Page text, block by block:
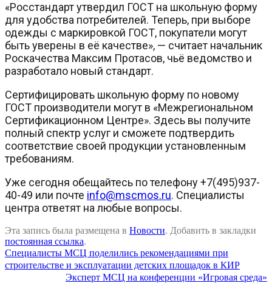
«Росстандарт утвердил ГОСТ на школьную форму
для удобства потребителей. Теперь, при выборе
одежды с маркировкой ГОСТ, покупатели могут
быть уверены в её качестве», — считает начальник
Роскачества Максим Протасов, чьё ведомство и
разработало новый стандарт.
Сертифицировать школьную форму по новому
ГОСТ производители могут в «Межрегиональном
Сертификационном Центре». Здесь вы получите
полный спектр услуг и сможете подтвердить
соответствие своей продукции установленным
требованиям.
Уже сегодня обещайтесь по телефону +7(495)937-
40-49 или почте info@mscmos.ru. Специалисты
центра ответят на любые вопросы.
Эта запись была размещена в Новости. Добавить в закладки
постоянная ссылка.
Специалисты МСЦ поделились рекомендациями при
строительстве и эксплуатации детских площадок в КИР
Эксперт МСЦ на конференции «Игровая среда»